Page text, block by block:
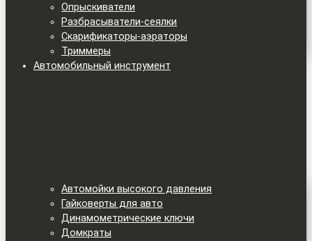
Опрыскиватели
Разбрасыватели-сеялки
Скарификаторы-аэраторы
Триммеры
Автомобильный инструмент
Автомойки высокого давления
Гайковерты для авто
Динамометрические ключи
Домкраты